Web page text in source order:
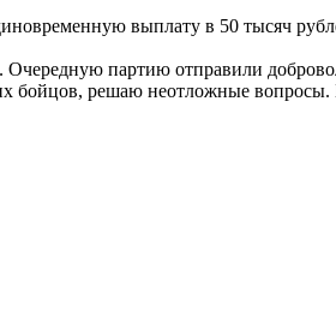
выплату в 50 тысяч
партию отправили
бойцов, решаю неотложные